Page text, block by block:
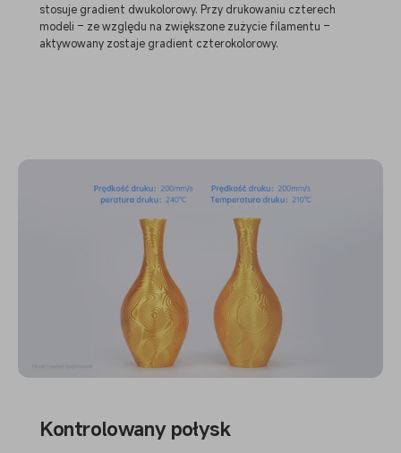
stosuje gradient dwukolorowy. Przy drukowaniu czterech
modeli – ze względu na zwiększone zużycie filamentu –
aktywowany zostaje gradient czterokolorowy.
Kontrolowany połysk